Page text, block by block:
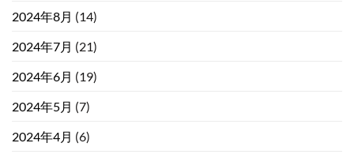
2024年8月 (14)
2024年7月 (21)
2024年6月 (19)
2024年5月 (7)
2024年4月 (6)